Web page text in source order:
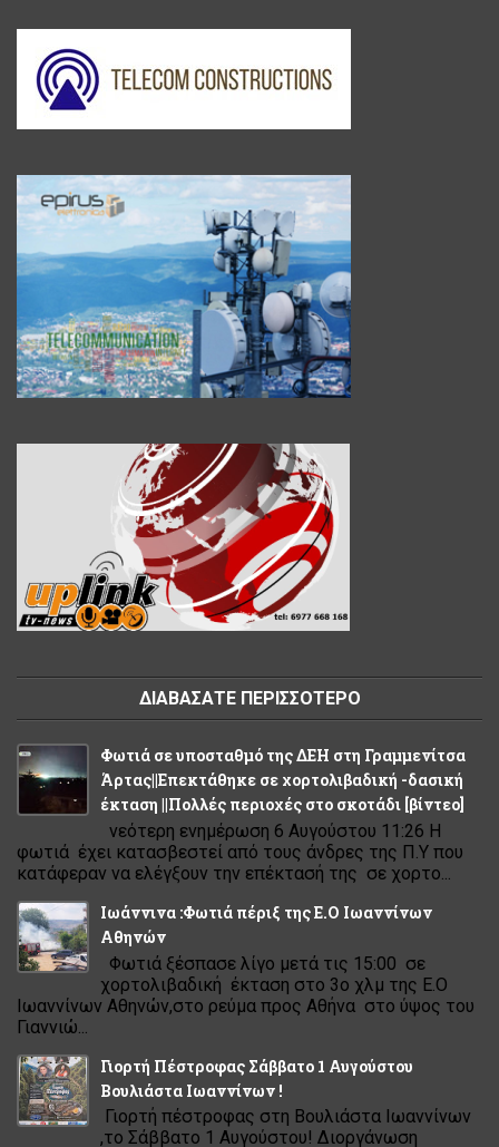
ΔΙΑΒΑΣΑΤΕ ΠΕΡΙΣΣΟΤΕΡΟ
Φωτιά σε υποσταθμό της ΔΕΗ στη Γραμμενίτσα
Άρτας||Επεκτάθηκε σε χορτολιβαδική -δασική
έκταση ||Πολλές περιοχές στο σκοτάδι [βίντεο]
νεότερη ενημέρωση 6 Αυγούστου 11:26 Η
φωτιά έχει κατασβεστεί από τους άνδρες της Π.Υ που
κατάφεραν να ελέγξουν την επέκτασή της σε χορτο...
Ιωάννινα :Φωτιά πέριξ της Ε.Ο Ιωαννίνων
Αθηνών
Φωτιά ξέσπασε λίγο μετά τις 15:00 σε
χορτολιβαδική έκταση στο 3ο χλμ της Ε.Ο
Ιωαννίνων Αθηνών,στο ρεύμα προς Αθήνα στο ύψος του
Γιαννιώ...
Γιορτή Πέστροφας Σάββατο 1 Αυγούστου
Βουλιάστα Ιωαννίνων !
Γιορτή πέστροφας στη Βουλιάστα Ιωαννίνων
,το Σάββατο 1 Αυγούστου! Διοργάνωση